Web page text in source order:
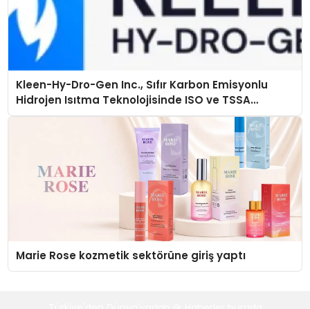
Kleen-Hy-Dro-Gen Inc., Sıfır Karbon Emisyonlu
Hidrojen Isıtma Teknolojisinde ISO ve TSSA
Düzenleyici Onaylarını Aldı
Marie Rose kozmetik sektörüne giriş yaptı